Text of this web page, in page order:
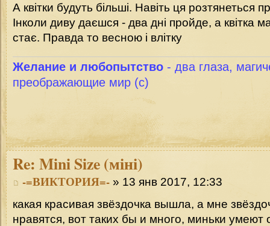
А квітки будуть більші. Навіть ця розтянеться
Інколи диву даєшся - два дні пройде, а квітка
стає. Правда то весною і влітку
Желание и любопытство - два глаза,
преображающие мир (с)
Re: Mini Size (міні)
-=ВИКТОРИЯ=- » 13 янв 2017, 12:33
какая красивая звёздочка вышла, а мне
нравятся, вот таких бы и много, миньки умеют